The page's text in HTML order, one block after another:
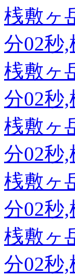
桟敷ヶ
分02秒
桟敷ヶ
分02秒
桟敷ヶ
分02秒
桟敷ヶ
分02秒
桟敷ヶ
分02秒